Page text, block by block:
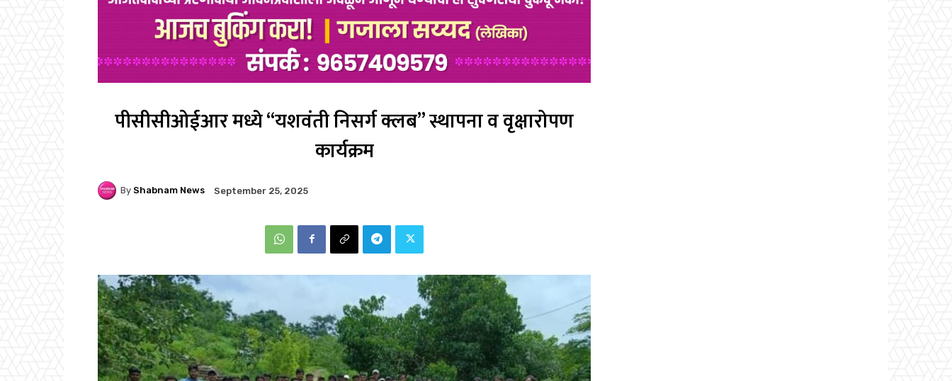
पीसीसीओईआर मध्ये “यशवंती निसर्ग क्लब” स्थापना व वृक्षारोपण
कार्यक्रम
By Shabnam News September 25, 2025